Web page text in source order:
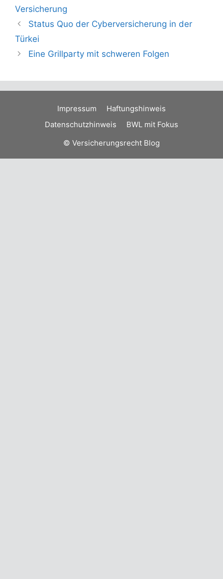
Versicherung
Status Quo der Cyberversicherung in der
Türkei
Eine Grillparty mit schweren Folgen
Impressum
Haftungshinweis
Datenschutzhinweis
BWL mit Fokus
© Versicherungsrecht Blog